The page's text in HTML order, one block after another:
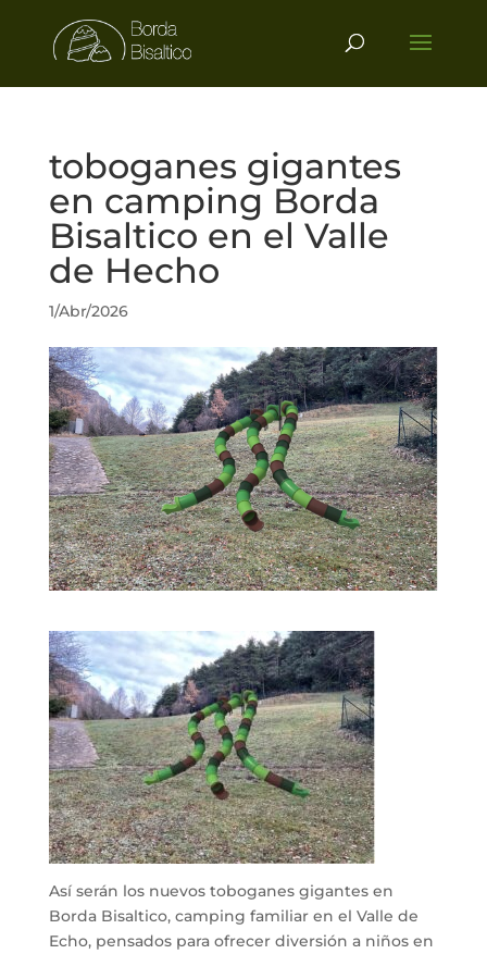
toboganes gigantes
en camping Borda
Bisaltico en el Valle
de Hecho
1/Abr/2026
Así serán los nuevos toboganes gigantes en
Borda Bisaltico, camping familiar en el Valle de
Echo, pensados para ofrecer diversión a niños en